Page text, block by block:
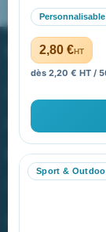
2,80 €HT
dès 2,20 € HT /
Sport &
Pourquoi ça a
PROMENOCH
40 rue
92 200 Neuilly